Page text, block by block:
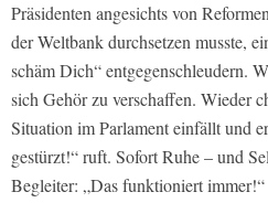
Präsidenten angesichts von
der Weltbank durchsetzen musste,
schäm Dich“ entgegenschleudern.
sich Gehör zu verschaffen. Wieder
Situation im Parlament einfällt und
gestürzt!“ ruft. Sofort Ruhe – und
Begleiter: „Das funktioniert immer!“